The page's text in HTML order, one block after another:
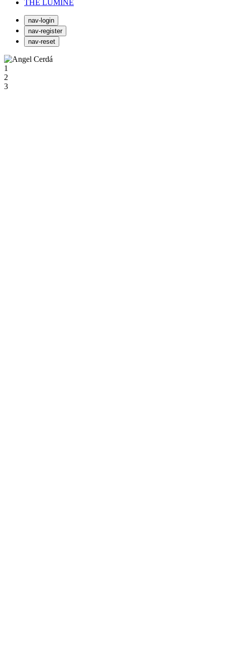
THE LUMINE
nav-login
nav-register
nav-reset
1
2
3